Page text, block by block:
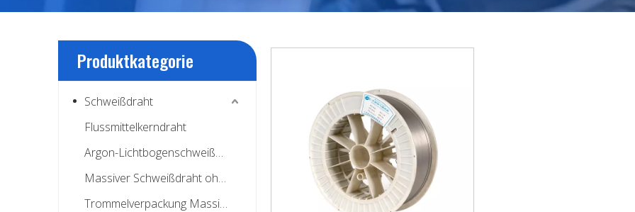
Produktkategorie
Schweißdraht
Flussmittelkerndraht
Argon-Lichtbogenschweißdraht
Massiver Schweißdraht ohne Kupfer
Trommelverpackung Massiver Schweißdraht